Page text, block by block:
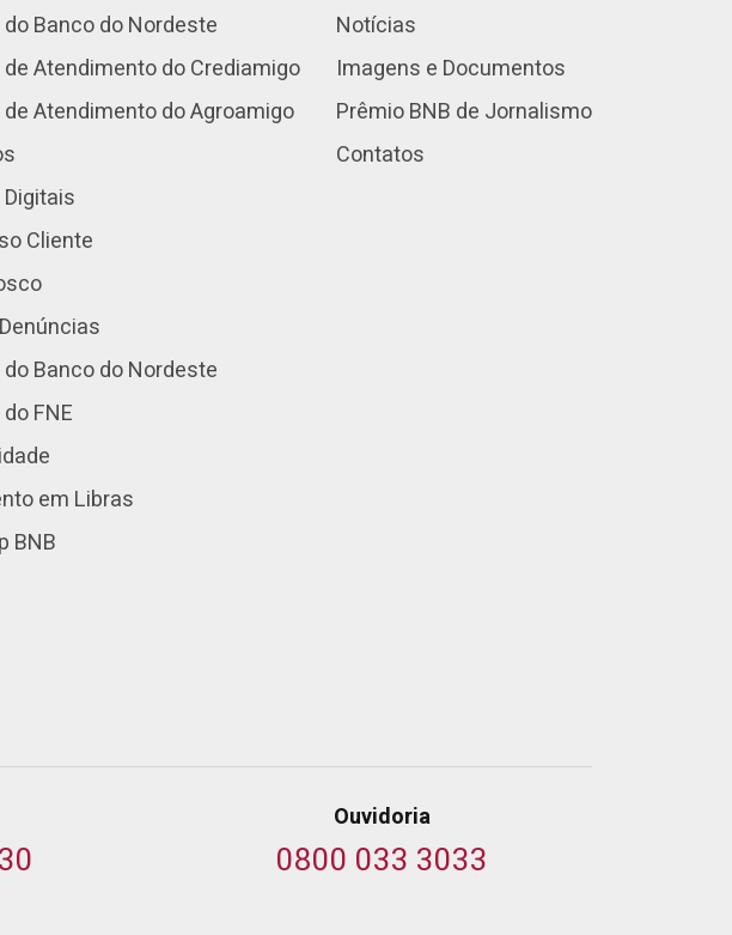
Banco do Nordeste
Atendimento do Crediamigo
Atendimento do Agroamigo
Cliente
Banco do Nordeste
FNE
em Libras
BNB
Notícias
Imagens e Documentos
Prêmio BNB de Jornalismo
Contatos
Ouvidoria
0800 033 3033